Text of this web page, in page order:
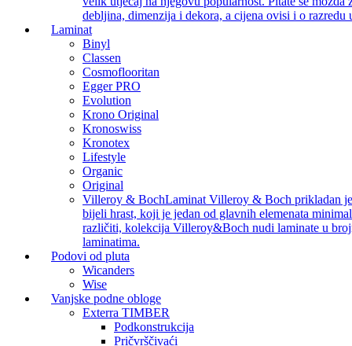
debljina, dimenzija i dekora, a cijena ovisi i o razredu
Laminat
Binyl
Classen
Cosmoflooritan
Egger PRO
Evolution
Krono Original
Kronoswiss
Kronotex
Lifestyle
Organic
Original
Villeroy & BochLaminat Villeroy & Boch prikladan
bijeli hrast, koji je jedan od glavnih elemenata
različiti, kolekcija Villeroy&Boch nudi laminate u
laminatima.
Podovi od pluta
Wicanders
Wise
Vanjske podne obloge
Exterra TIMBER
Podkonstrukcija
Pričvrščivaći